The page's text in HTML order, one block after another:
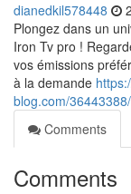
dianedkil578448
Plongez dans un
Iron Tv pro !
vos émissions
à la demande
blog.com/
Comments
Comments